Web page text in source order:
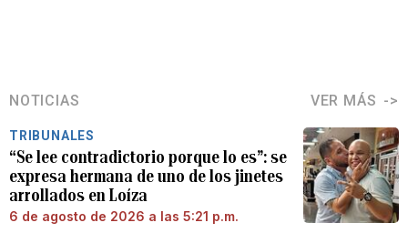
NOTICIAS VER MÁS
TRIBUNALES
“Se lee contradictorio porque lo es”: se
expresa hermana de uno de los jinetes
arrollados en Loíza
6 de agosto de 2026 a las 5:21 p.m.